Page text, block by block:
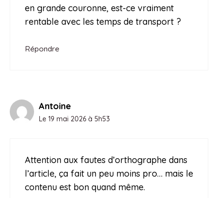
en grande couronne, est-ce vraiment
rentable avec les temps de transport ?
Répondre
Antoine
Le 19 mai 2026 à 5h53
Attention aux fautes d’orthographe dans
l’article, ça fait un peu moins pro… mais le
contenu est bon quand même.